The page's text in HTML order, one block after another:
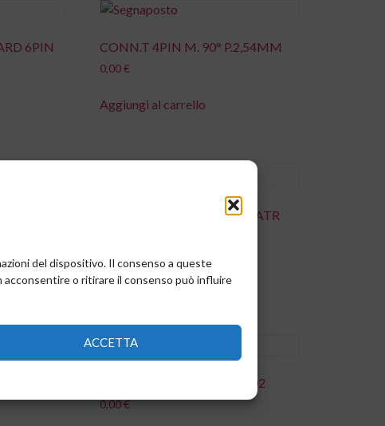
del dispositivo. Il consenso a queste
o ritirare il consenso può influire
ACCETTA
6PIN CONN.T 4PIN M. 90° P.2,54MM
0,00€
Aggiungi al carrello
DIODO.SCHOTTKY.S SK34ATR
Aggiungi al carrello
LF
FILTRO.S LIS00077.00 REV.02
0,00€